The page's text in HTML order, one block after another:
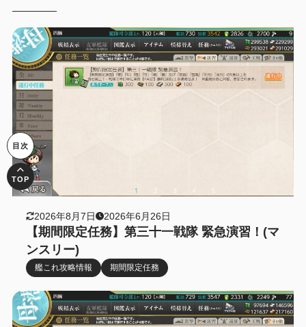
2026年8月7日 2026年6月26日
【期間限定任務】第三十一戦隊 緊急演習！(マ
ンスリー)
艦これ攻略情報 期間限定任務